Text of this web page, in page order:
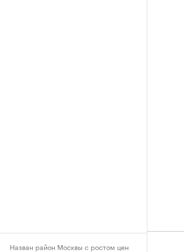
Назван район Москвы с ростом цен